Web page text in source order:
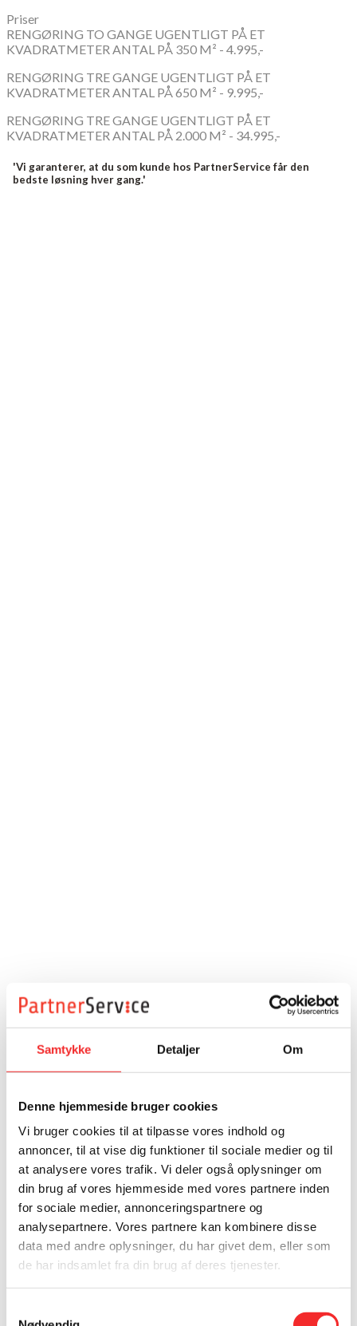
Samtykke Detaljer Om
Denne hjemmeside bruger cookies
Vi bruger cookies til at tilpasse vores indhold og
annoncer, til at vise dig funktioner til sociale medier og til
at analysere vores trafik. Vi deler også oplysninger om
din brug af vores hjemmeside med vores partnere inden
for sociale medier, annonceringspartnere og
analysepartnere. Vores partnere kan kombinere disse
data med andre oplysninger, du har givet dem, eller som
de har indsamlet fra din brug af deres tjenester.
Priser
RENGØRING TO GANGE UGENTLIGT PÅ ET
KVADRATMETER ANTAL PÅ 350 M² - 4.995,-
RENGØRING TRE GANGE UGENTLIGT PÅ ET
KVADRATMETER ANTAL PÅ 650 M² - 9.995,-
RENGØRING TRE GANGE UGENTLIGT PÅ ET
KVADRATMETER ANTAL PÅ 2.000 M² - 34.995,-
'Vi garanterer, at du som kunde hos PartnerService får den
bedste løsning hver gang.'